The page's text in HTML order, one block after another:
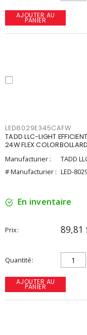
AJOUTER AU
PANIER
LED8029E345CAFW
TADD LLC-LIGHT
24W FLEX
Manufacturier :
TADD
# Manufacturier : LED-
En inventaire
Prix 89,81
Quantité
AJOUTER AU
PANIER